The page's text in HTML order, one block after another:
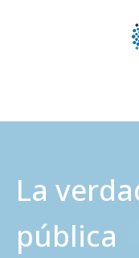
La
pública